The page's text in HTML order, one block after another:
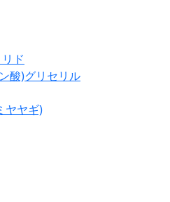
ド
酸)グリセリル
ヤヤギ)